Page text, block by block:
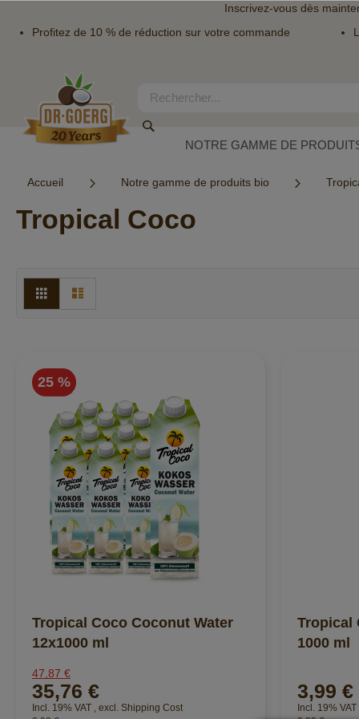
Inscrivez-vous dès
Profitez de 10 % de réduction sur votre commande
contenu
Rechercher
NOTRE GAMME DE
Accueil Notre gamme de produits bio
Tropical Coco
Afficher
en
Grille
25 %
Tropical Coco Coconut Water
12x1000 ml
47,87 €
35,76 €
Incl. 19% VAT excl. Shipping Cost
Tropical
1000 ml
3,99 €
Incl. 19% VAT